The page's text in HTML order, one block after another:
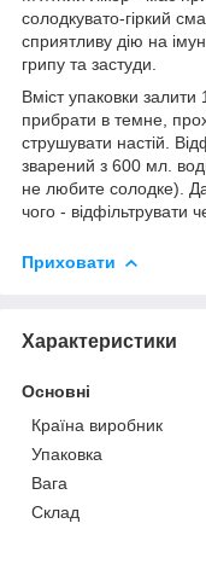
солодкувато-гіркий
сприятливу дію на
грипу та застуди.
Вміст упаковки
прибрати в темне,
струшувати настій.
зварений з 600 мл.
не любите солодке).
чого - відфільтрувати
Приховати
Характеристики
Основні
Країна виробник
Упаковка
Вага
Склад